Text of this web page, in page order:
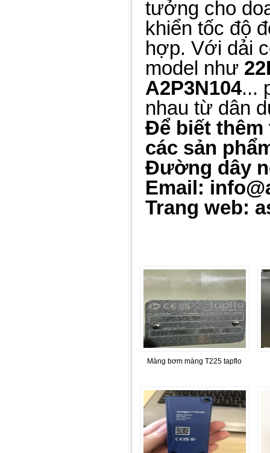
tưởng cho
khiển tốc độ
hợp. Với dải
model như
A2P3N104...
nhau từ dân
Để biết thêm
các sản
Đường dây
Email:
Trang web:
Màng bơm màng T225 tapflo